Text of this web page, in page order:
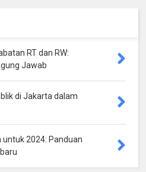
RT dan RW:
Jawab
di Jakarta dalam
2024: Panduan